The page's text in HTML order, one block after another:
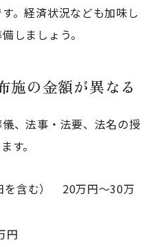
。経済状況なども加味し
しましょう。
施の金額が異なる
、法事・法要、法名の授
す。
を含む） 20万円～30万
円